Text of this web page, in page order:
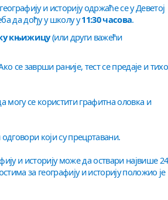
и историју одржаће се у Деветој
да дођу у школу у11:30 часова.
књижицу(или други важећи
се заврши раније, тест се предаје и тихо
могу се користити графитна оловка и
који су прецртавани.
и историју може да оствари највише
за географију и историју положио је